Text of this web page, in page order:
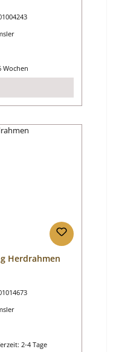
Preis:
Wochen
Herdrahmen
Preis:
2-4 Tage